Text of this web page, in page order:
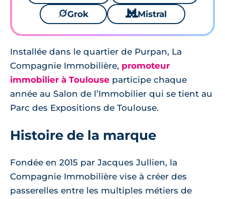
🪐Grok 🐱 Mistral
Installée dans le quartier de Purpan, La
Compagnie Immobilière, promoteur
immobilier à Toulouse participe chaque
année au Salon de l’Immobilier qui se tient au
Parc des Expositions de Toulouse.
Histoire de la marque
Fondée en 2015 par Jacques Jullien, la
Compagnie Immobilière vise à créer des
passerelles entre les multiples métiers de